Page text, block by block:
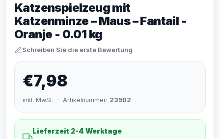
Katzenspielzeug mit
Katzenminze – Maus – Fantail -
Oranje - 0.01 kg
Schreiben Sie die erste Bewertung
€7,98
inkl. MwSt. · Artikelnummer: 23502
Lieferzeit 2-4 Werktage